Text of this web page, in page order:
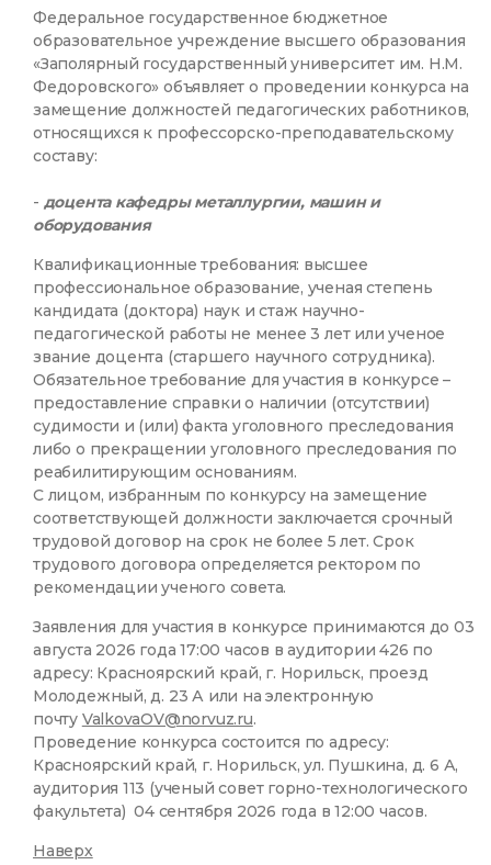
Федеральное государственное бюджетное
образовательное учреждение высшего образования
«Заполярный государственный университет им. Н.М.
Федоровского» объявляет о проведении конкурса на
замещение должностей педагогических работников,
относящихся к профессорско-преподавательскому
составу:
- доцента кафедры металлургии, машин и
оборудования
Квалификационные требования: высшее
профессиональное образование, ученая степень
кандидата (доктора) наук и стаж научно-
педагогической работы не менее 3 лет или ученое
звание доцента (старшего научного сотрудника).
Обязательное требование для участия в конкурсе –
предоставление справки о наличии (отсутствии)
судимости и (или) факта уголовного преследования
либо о прекращении уголовного преследования по
реабилитирующим основаниям.
С лицом, избранным по конкурсу на замещение
соответствующей должности заключается срочный
трудовой договор на срок не более 5 лет. Срок
трудового договора определяется ректором по
рекомендации ученого совета.
Заявления для участия в конкурсе принимаются до 03
августа 2026 года 17:00 часов в аудитории 426 по
адресу: Красноярский край, г. Норильск, проезд
Молодежный, д. 23 А или на электронную
почту ValkovaOV@norvuz.ru.
Проведение конкурса состоится по адресу:
Красноярский край, г. Норильск, ул. Пушкина, д. 6 А,
аудитория 113 (ученый совет горно-технологического
факультета) 04 сентября 2026 года в 12:00 часов.
Наверх